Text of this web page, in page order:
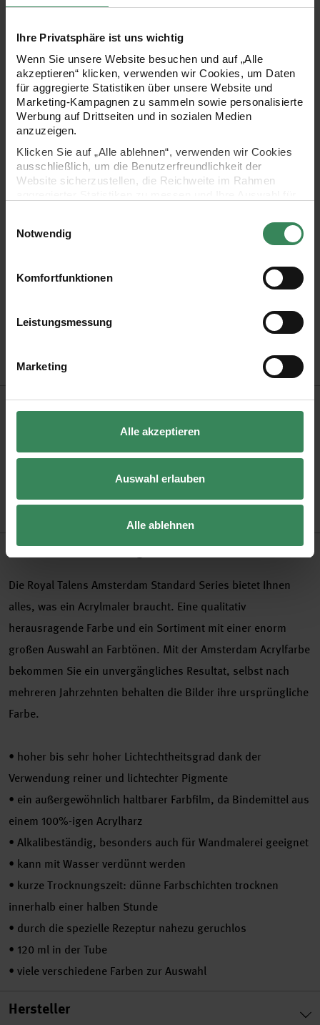
Ihre Privatsphäre ist uns wichtig
Wenn Sie unsere Website besuchen und auf „Alle
akzeptieren“ klicken, verwenden wir Cookies, um Daten
für aggregierte Statistiken über unsere Website und
Marketing-Kampagnen zu sammeln sowie personalisierte
Werbung auf Drittseiten und in sozialen Medien
anzuzeigen.
Klicken Sie auf „Alle ablehnen“, verwenden wir Cookies
ausschließlich, um die Benutzerfreundlichkeit der
Website sicherzustellen, die Reichweite im Rahmen
Ihre Einwilligung ist freiwillig und kann jederzeit über den
Link „Cookie-Einstellungen“ im Fußbereich der Seite
verwendeten Technologien und den Empfängern der
Daten finden Sie in unserer Datenschutzerklärung.
Notwendig
Komfortfunktionen
Leistungsmessung
Marketing
Alle akzeptieren
Auswahl erlauben
Alle ablehnen
Umbra Gebrannt Umbra Natur Azogelb dunkel Azo Orange Reflexorange
Gold Reichgold Bronze Kupfer
Zinn Paynegrau Graphite Neutralgrau
Kosten­lose Filial­
Produktinformation
120ml
Artikel-Nr.3003741
Produktbeschreibung
Die Royal Talens Amsterdam Standard Series bietet Ihnen
alles, was ein Acrylmaler braucht. Eine qualitativ
herausragende Farbe und ein Sortiment mit einer enorm
großen Auswahl an Farbtönen. Mit der Amsterdam Acrylfarbe
bekommen Sie ein unvergängliches Resultat, selbst nach
mehreren Jahrzehnten behalten die Bilder ihre ursprüngliche
Farbe.
• hoher bis sehr hoher Lichtechtheitsgrad dank der
Verwendung reiner und lichtechter Pigmente
• ein außergewöhnlich haltbarer Farbfilm, da Bindemittel aus
einem 100%-igen Acrylharz
• Alkalibeständig, besonders auch für Wandmalerei geeignet
• kann mit Wasser verdünnt werden
• kurze Trocknungszeit: dünne Farbschichten trocknen
innerhalb einer halben Stunde
• durch die spezielle Rezeptur nahezu geruchlos
• 120 ml in der Tube
• viele verschiedene Farben zur Auswahl
Hersteller